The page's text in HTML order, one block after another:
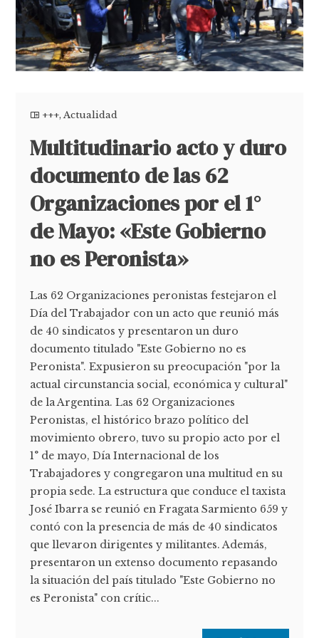
+++,Actualidad
Multitudinario acto y duro
documento de las 62
Organizaciones por el 1°
de Mayo: «Este Gobierno
no es Peronista»
Las 62 Organizaciones peronistas festejaron el
Día del Trabajador con un acto que reunió más
de 40 sindicatos y presentaron un duro
documento titulado "Este Gobierno no es
Peronista". Expusieron su preocupación "por la
actual circunstancia social, económica y cultural"
de la Argentina. Las 62 Organizaciones
Peronistas, el histórico brazo político del
movimiento obrero, tuvo su propio acto por el
1° de mayo, Día Internacional de los
Trabajadores y congregaron una multitud en su
propia sede. La estructura que conduce el taxista
José Ibarra se reunió en Fragata Sarmiento 659 y
contó con la presencia de más de 40 sindicatos
que llevaron dirigentes y militantes. Además,
presentaron un extenso documento repasando
la situación del país titulado "Este Gobierno no
es Peronista" con crític...